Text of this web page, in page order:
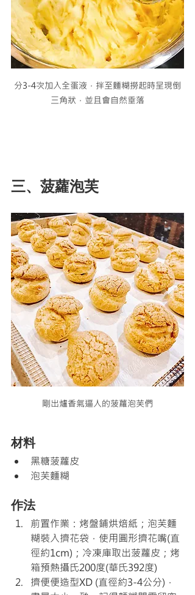
分3-4次加入全蛋液，拌至麵糊撈起時呈現倒
三角狀，並且會自然垂落
三、菠蘿泡芙
剛出爐香氣逼人的菠蘿泡芙們
材料
黑糖菠蘿皮
泡芙麵糊
作法
前置作業：烤盤鋪烘焙紙；泡芙麵
糊裝入擠花袋，使用圓形擠花嘴(直
徑約1cm)；冷凍庫取出菠蘿皮；烤
箱預熱攝氏200度(華氏392度)
擠便便造型XD (直徑約3-4公分)，